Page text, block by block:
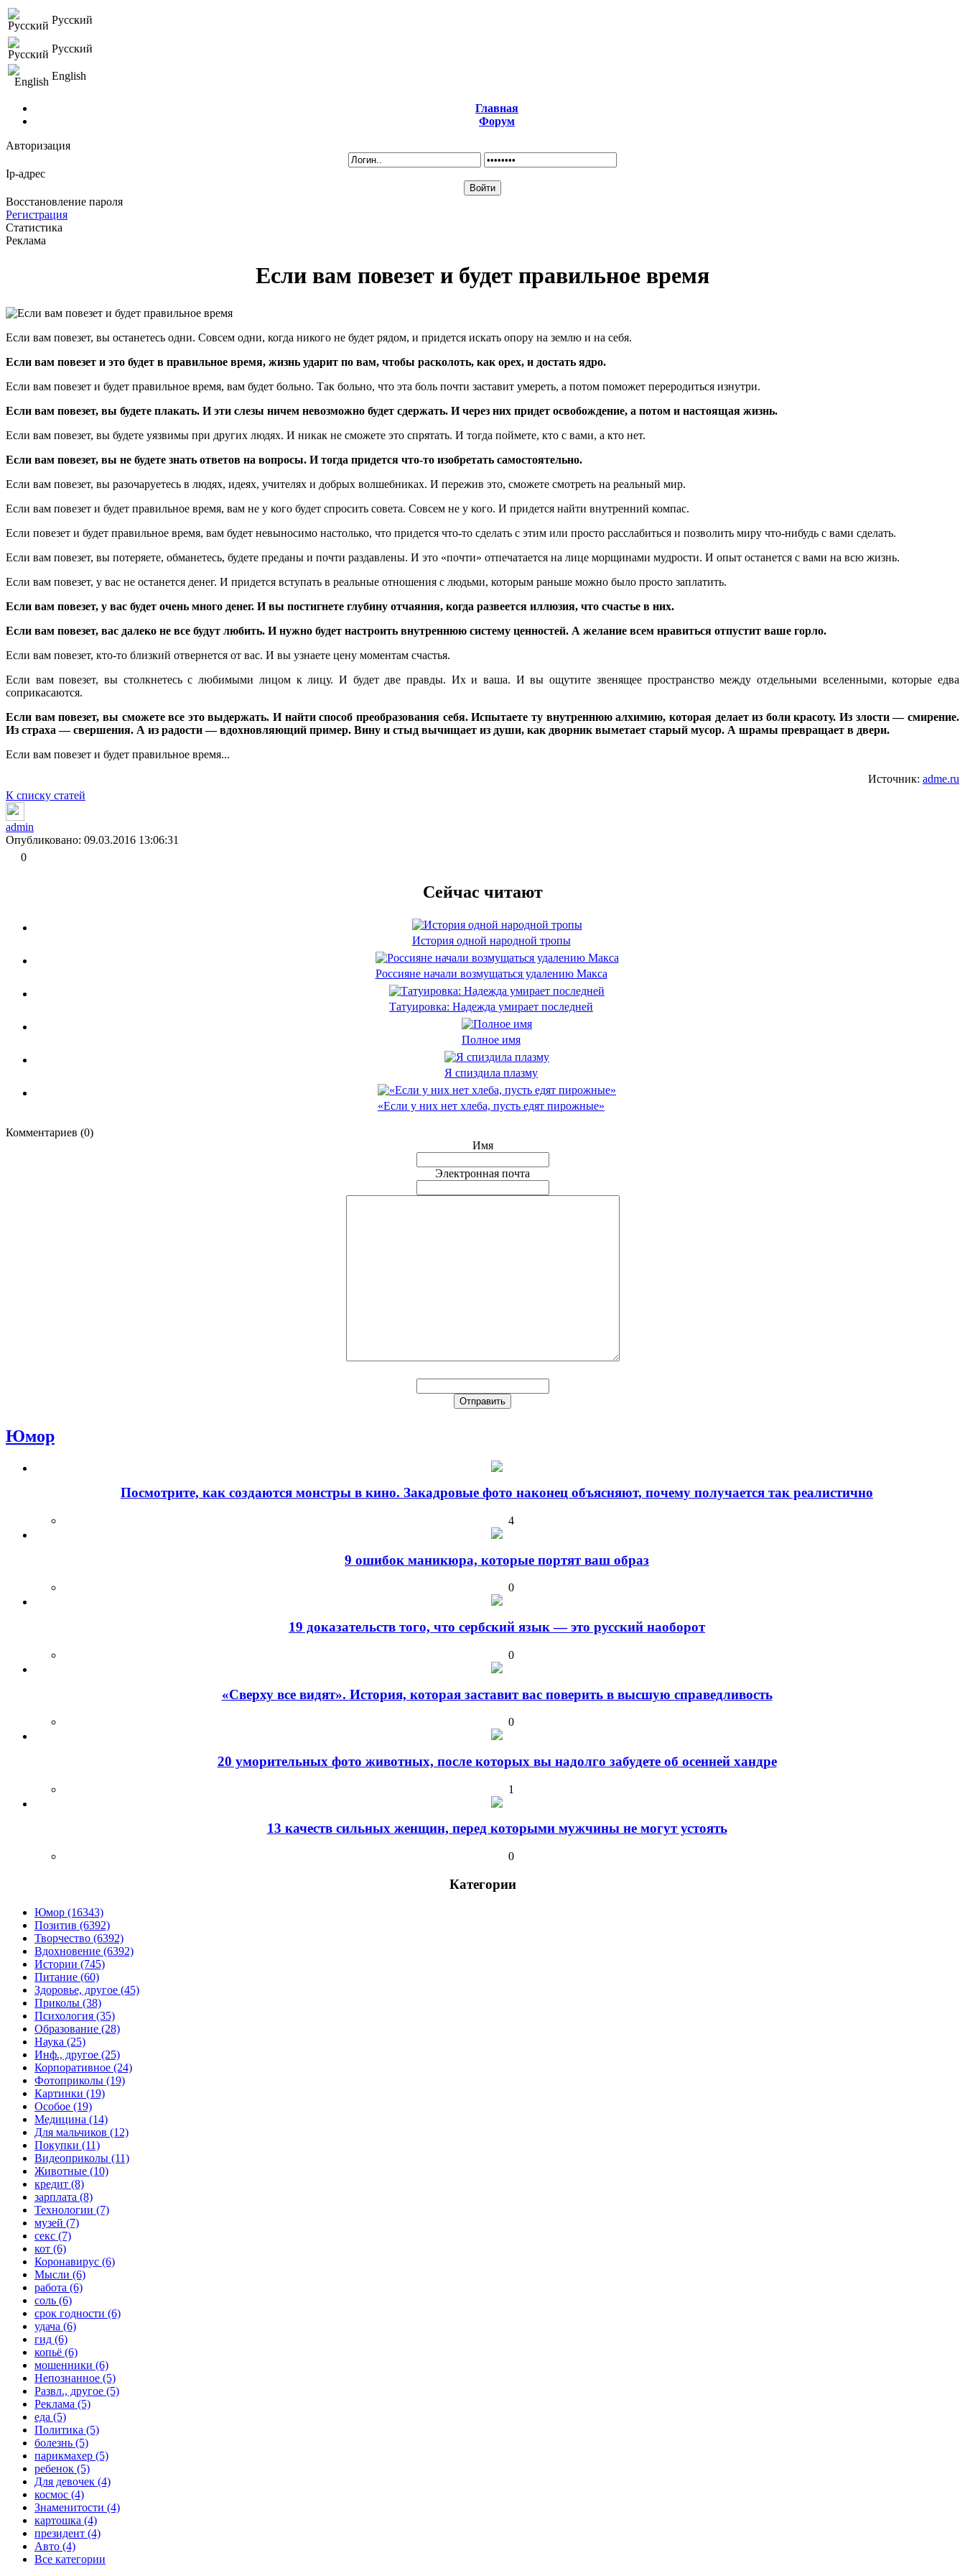
Русский
Русский
English
Главная
Форум
Авторизация
Ip-адрес
Восстановление пароля
Регистрация
Статистика
Реклама
Если вам повезет и будет правильное время
Если вам повезет, вы останетесь одни. Совсем одни, когда никого не будет рядом, и придется искать опору на землю и на себя.
Если вам повезет и это будет в правильное время, жизнь ударит по вам, чтобы расколоть, как орех, и достать ядро.
Если вам повезет и будет правильное время, вам будет больно. Так больно, что эта боль почти заставит умереть, а потом поможет переродиться изнутри.
Если вам повезет, вы будете плакать. И эти слезы ничем невозможно будет сдержать. И через них придет освобождение, а потом и настоящая жизнь.
Если вам повезет, вы будете уязвимы при других людях. И никак не сможете это спрятать. И тогда поймете, кто с вами, а кто нет.
Если вам повезет, вы не будете знать ответов на вопросы. И тогда придется что-то изобретать самостоятельно.
Если вам повезет, вы разочаруетесь в людях, идеях, учителях и добрых волшебниках. И пережив это, сможете смотреть на реальный мир.
Если вам повезет и будет правильное время, вам не у кого будет спросить совета. Совсем не у кого. И придется найти внутренний компас.
Если повезет и будет правильное время, вам будет невыносимо настолько, что придется что-то сделать с этим или просто расслабиться и позволить миру что-нибудь с вами сделать.
Если вам повезет, вы потеряете, обманетесь, будете преданы и почти раздавлены. И это «почти» отпечатается на лице морщинами мудрости. И опыт останется с вами на всю жизнь.
Если вам повезет, у вас не останется денег. И придется вступать в реальные отношения с людьми, которым раньше можно было просто заплатить.
Если вам повезет, у вас будет очень много денег. И вы постигнете глубину отчаяния, когда развеется иллюзия, что счастье в них.
Если вам повезет, вас далеко не все будут любить. И нужно будет настроить внутреннюю систему ценностей. А желание всем нравиться отпустит ваше горло.
Если вам повезет, кто-то близкий отвернется от вас. И вы узнаете цену моментам счастья.
Если вам повезет, вы столкнетесь с любимыми лицом к лицу. И будет две правды. Их и ваша. И вы ощутите звенящее пространство между отдельными вселенными, которые едва
соприкасаются.
Если вам повезет, вы сможете все это выдержать. И найти способ преобразования себя. Испытаете ту внутреннюю алхимию, которая делает из боли красоту. Из злости — смирение.
Из страха — свершения. А из радости — вдохновляющий пример. Вину и стыд вычищает из души, как дворник выметает старый мусор. А шрамы превращает в двери.
Если вам повезет и будет правильное время...
Источник: adme.ru
К списку статей
admin
Опубликовано: 09.03.2016 13:06:31
0
Сейчас читают
История одной народной тропы
Россияне начали возмущаться удалению Макса
Татуировка: Надежда умирает последней
Полное имя
Я спиздила плазму
«Если у них нет хлеба, пусть едят пирожные»
Комментариев (0)
Имя
Электронная почта
Юмор
Посмотрите, как создаются монстры в кино. Закадровые фото наконец объясняют, почему получается так реалистично
4
9 ошибок маникюра, которые портят ваш образ
0
19 доказательств того, что сербский язык — это русский наоборот
0
«Сверху все видят». История, которая заставит вас поверить в высшую справедливость
0
20 уморительных фото животных, после которых вы надолго забудете об осенней хандре
1
13 качеств сильных женщин, перед которыми мужчины не могут устоять
0
Категории
Юмор (16343)
Позитив (6392)
Творчество (6392)
Вдохновение (6392)
Истории (745)
Питание (60)
Здоровье, другое (45)
Приколы (38)
Психология (35)
Образование (28)
Наука (25)
Инф., другое (25)
Корпоративное (24)
Фотоприколы (19)
Картинки (19)
Особое (19)
Медицина (14)
Для мальчиков (12)
Покупки (11)
Видеоприколы (11)
Животные (10)
кредит (8)
зарплата (8)
Технологии (7)
музей (7)
секс (7)
кот (6)
Коронавирус (6)
Мысли (6)
работа (6)
соль (6)
срок годности (6)
удача (6)
гид (6)
копьё (6)
мошенники (6)
Непознанное (5)
Развл., другое (5)
Реклама (5)
еда (5)
Политика (5)
болезнь (5)
парикмахер (5)
ребенок (5)
Для девочек (4)
космос (4)
Знаменитости (4)
картошка (4)
президент (4)
Авто (4)
Все категории